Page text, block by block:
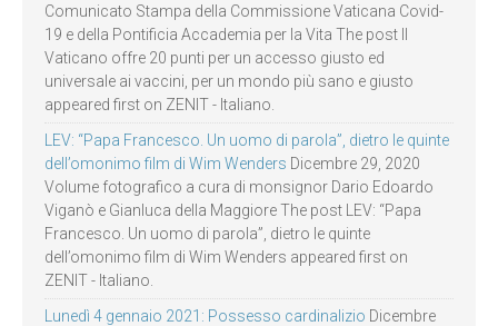
Comunicato Stampa della Commissione Vaticana Covid-
19 e della Pontificia Accademia per la Vita The post Il
Vaticano offre 20 punti per un accesso giusto ed
universale ai vaccini, per un mondo più sano e giusto
appeared first on ZENIT - Italiano.
LEV: “Papa Francesco. Un uomo di parola”, dietro le quinte
dell’omonimo film di Wim Wenders Dicembre 29, 2020
Volume fotografico a cura di monsignor Dario Edoardo
Viganò e Gianluca della Maggiore The post LEV: “Papa
Francesco. Un uomo di parola”, dietro le quinte
dell’omonimo film di Wim Wenders appeared first on
ZENIT - Italiano.
Lunedì 4 gennaio 2021: Possesso cardinalizio Dicembre